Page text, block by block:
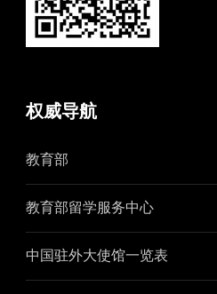
权威导航
教育部
教育部留学服务中心
中国驻外大使馆一览表